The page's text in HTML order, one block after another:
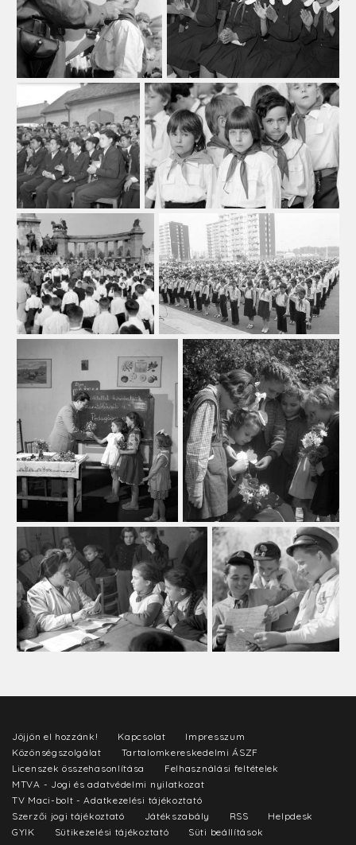
Jöjjön el hozzánk! Kapcsolat
Impresszum
Közönségszolgálat
Tartalomkereskedelmi ÁSZF
Licenszek összehasonlítása
Felhasználási feltételek
MTVA - Jogi és adatvédelmi nyilatkozat
TV Maci-bolt - Adatkezelési tájékoztató
Szerzői jogi tájékoztató
Játékszabály RSS
Helpdesk
GYIK
Sütikezelési tájékoztató Süti beállítások